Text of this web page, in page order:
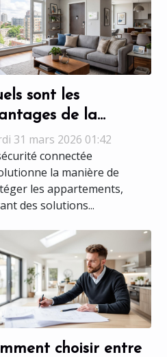
sont les
de la
connectée pour
appartements ?
31 mars 2026 01:42
connectée
la manière de
les appartements,
des solutions...
choisir entre